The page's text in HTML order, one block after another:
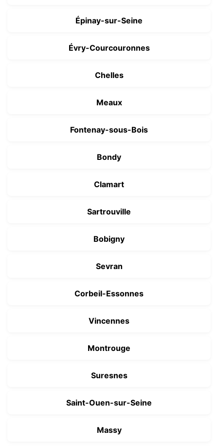
Épinay-sur-Seine
Évry-Courcouronnes
Chelles
Meaux
Fontenay-sous-Bois
Bondy
Clamart
Sartrouville
Bobigny
Sevran
Corbeil-Essonnes
Vincennes
Montrouge
Suresnes
Saint-Ouen-sur-Seine
Massy